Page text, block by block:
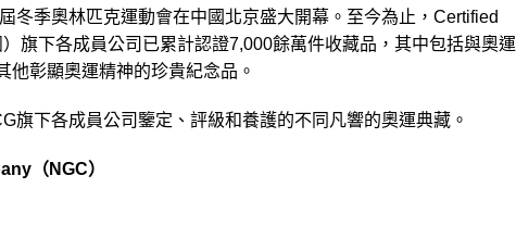
冬季奧林匹克運動會在中國北京盛大開幕。至今為止，Certified
旗下各成員公司已累計認證7,000餘萬件收藏品，其中包括與奧運
他彰顯奧運精神的珍貴紀念品。
旗下各成員公司鑒定、評級和養護的不同凡響的奧運典藏。
（NGC）